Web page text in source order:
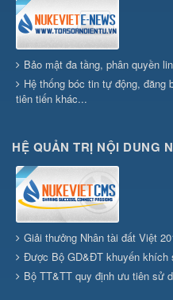
Bảo mật đa tầng, phân quyền
Hệ thống bóc tin tự động, đăng
tiên tiến khác...
HỆ QUẢN TRỊ NỘI DUNG
Giải thưởng Nhân tài đất Việt
Được Bộ GD&ĐT khuyến khích
Bộ TT&TT quy định ưu tiên sử